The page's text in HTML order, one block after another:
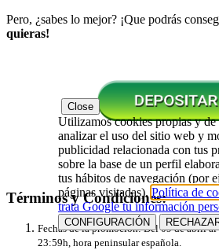
Pero, ¿sabes lo mejor? ¡Que podrás
quieras!
Términos y Condiciones:
Fechas de la promoción: Del 09 de abril
23:59h, hora peninsular española.
Close
Utilizamos cookies propias y de
analizar el uso del sitio web y
publicidad relacionada con tus
sobre la base de un perfil
tus hábitos de navegación (por
páginas visitadas). Política de
trata Google tu información
CONFIGURACIÓN